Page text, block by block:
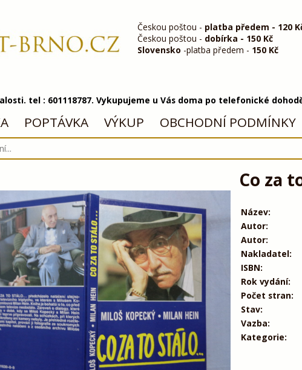
Českou poštou - platba předem - 120
Českou poštou - dobírka - 150 Kč
Slovensko -platba předem - 150 Kč
tel : 601118787. Vykupujeme u Vás doma po telefonické
POPTÁVKA VÝKUP OBCHODNÍ PODMÍNKY
Co za
Název:
Autor:
Autor:
Nakladatel:
ISBN:
Rok vydání:
Počet stran:
Stav:
Vazba:
Kategorie: